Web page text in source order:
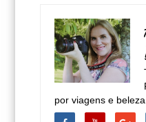
por viagens e